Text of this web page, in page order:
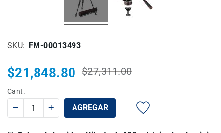
Rieles
ó
Monitores
Campo
y
Otros
Accesorios
SKU FM-00013493
Cant.
AGREGAR
Precio
$27,311.00
Precio
especial
$21,848.80